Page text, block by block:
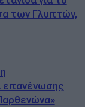
των Γλυπτών,
επανένωσης